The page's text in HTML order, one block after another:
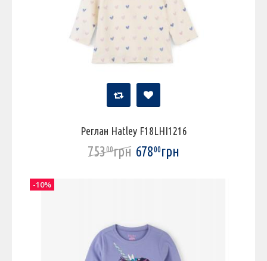
Реглан Hatley F18LHI1216
75300грн 67800грн
-10%